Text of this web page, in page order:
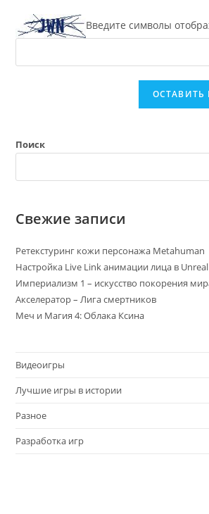
Введите символы
e
n
t
v
e
:
Поиск
Свежие записи
Ретекстуринг кожи персонажа Metahuman
Настройка Live Link анимации лица в
Империализм 1 – искусство покорения
Акселератор – Лига смертников
Меч и Магия 4: Облака Ксина
Видеоигры
Лучшие игры в истории
Разное
Разработка игр